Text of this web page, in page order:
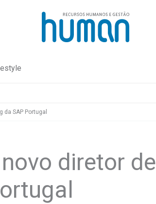
SAP Portugal
diretor de